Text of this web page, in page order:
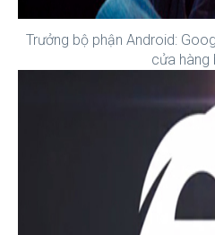
Trưởng bộ phận Android:
cửa hàng